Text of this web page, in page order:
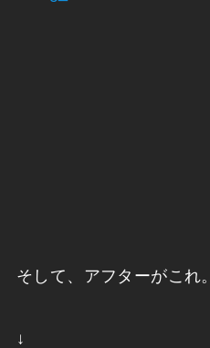
そして、アフターがこれ。
↓